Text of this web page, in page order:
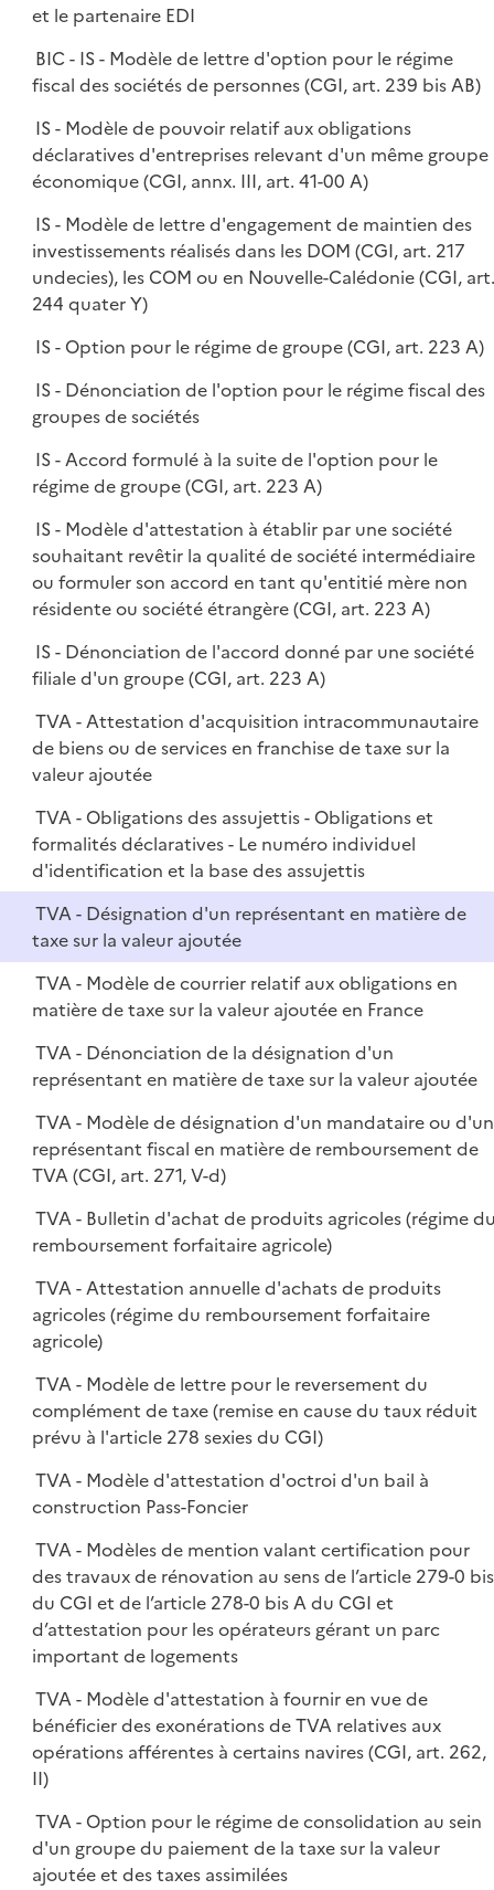
et le partenaire EDI
BIC - IS - Modèle de lettre d'option pour le régime
fiscal des sociétés de personnes (CGI, art. 239 bis AB)
IS - Modèle de pouvoir relatif aux obligations
déclaratives d'entreprises relevant d'un même groupe
économique (CGI, annx. III, art. 41-00 A)
IS - Modèle de lettre d'engagement de maintien des
investissements réalisés dans les DOM (CGI, art. 217
undecies), les COM ou en Nouvelle-Calédonie (CGI, art.
244 quater Y)
IS - Option pour le régime de groupe (CGI, art. 223 A)
IS - Dénonciation de l'option pour le régime fiscal des
groupes de sociétés
IS - Accord formulé à la suite de l'option pour le
régime de groupe (CGI, art. 223 A)
IS - Modèle d'attestation à établir par une société
souhaitant revêtir la qualité de société intermédiaire
ou formuler son accord en tant qu'entitié mère non
résidente ou société étrangère (CGI, art. 223 A)
IS - Dénonciation de l'accord donné par une société
filiale d'un groupe (CGI, art. 223 A)
TVA - Attestation d'acquisition intracommunautaire
de biens ou de services en franchise de taxe sur la
valeur ajoutée
TVA - Obligations des assujettis - Obligations et
formalités déclaratives - Le numéro individuel
d'identification et la base des assujettis
TVA - Désignation d'un représentant en matière de
taxe sur la valeur ajoutée
TVA - Modèle de courrier relatif aux obligations en
matière de taxe sur la valeur ajoutée en France
TVA - Dénonciation de la désignation d'un
représentant en matière de taxe sur la valeur ajoutée
TVA - Modèle de désignation d'un mandataire ou d'un
représentant fiscal en matière de remboursement de
TVA (CGI, art. 271, V-d)
TVA - Bulletin d'achat de produits agricoles (régime
remboursement forfaitaire agricole)
TVA - Attestation annuelle d'achats de produits
agricoles (régime du remboursement forfaitaire
agricole)
TVA - Modèle de lettre pour le reversement du
complément de taxe (remise en cause du taux réduit
prévu à l'article 278 sexies du CGI)
TVA - Modèle d'attestation d'octroi d'un bail à
construction Pass-Foncier
TVA - Modèles de mention valant certification pour
des travaux de rénovation au sens de l’article 279-0 bis
du CGI et de l’article 278-0 bis A du CGI et
d’attestation pour les opérateurs gérant un parc
important de logements
TVA - Modèle d'attestation à fournir en vue de
bénéficier des exonérations de TVA relatives aux
opérations afférentes à certains navires (CGI, art. 262,
II)
TVA - Option pour le régime de consolidation au sein
d'un groupe du paiement de la taxe sur la valeur
ajoutée et des taxes assimilées